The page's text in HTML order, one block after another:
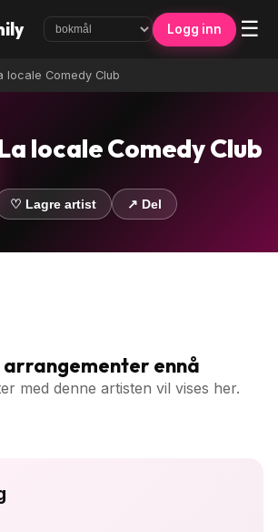
Logg inn ☰
locale Comedy Club
locale Comedy Club
♡ Lagre artist ↗ Del
arrangementer ennå
med denne artisten vil vises her.